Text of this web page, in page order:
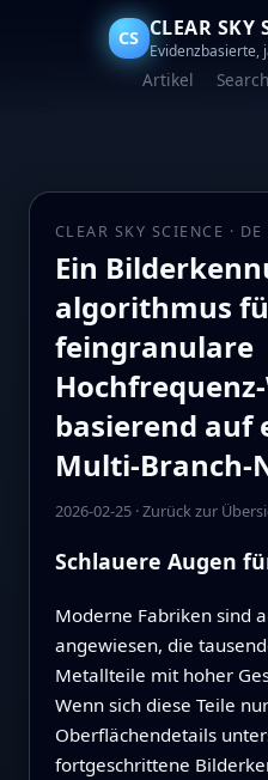
CS CLEAR SKY
Evidenzbasierte,
Artikel Search
CLEAR SKY SCIENCE · DE
Ein
algorithmus
feingranulare
basierend auf
2026-02-25·Zurück zur
Schlauere Augen
Moderne Fabriken sind
angewiesen, die
Metallteile mit hoher
Wenn sich diese Teile
Oberflächendetails
fortgeschrittene